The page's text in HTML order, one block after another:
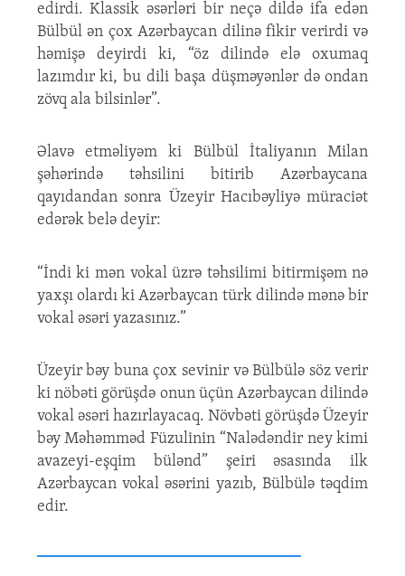
edirdi. Klassik əsərləri bir neçə dildə ifa edən
Bülbül ən çox Azərbaycan dilinə fikir verirdi və
həmişə deyirdi ki, “öz dilində elə oxumaq
lazımdır ki, bu dili başa düşməyənlər də ondan
zövq ala bilsinlər”.
Əlavə etməliyəm ki Bülbül İtaliyanın Milan
şəhərində təhsilini bitirib Azərbaycana
qayıdandan sonra Üzeyir Hacıbəyliyə müraciət
edərək belə deyir:
“İndi ki mən vokal üzrə təhsilimi bitirmişəm nə
yaxşı olardı ki Azərbaycan türk dilində mənə bir
vokal əsəri yazasınız.”
Üzeyir bəy buna çox sevinir və Bülbülə söz verir
ki nöbəti görüşdə onun üçün Azərbaycan dilində
vokal əsəri hazırlayacaq. Növbəti görüşdə Üzeyir
bəy Məhəmməd Füzulinin “Nalədəndir ney kimi
avazeyi-eşqim bülənd” şeiri əsasında ilk
Azərbaycan vokal əsərini yazıb, Bülbülə təqdim
edir.